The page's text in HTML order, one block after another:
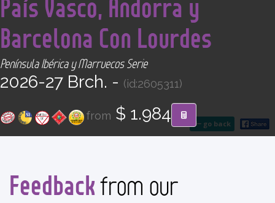
CONTACT
Find your Tour
go back
País Vasco, Andorra y
Barcelona Con Lourdes
Península Ibérica y Marruecos Serie
2026-27 Brch. - (id:2605311)
from $ 1.984
Feedbackfrom our